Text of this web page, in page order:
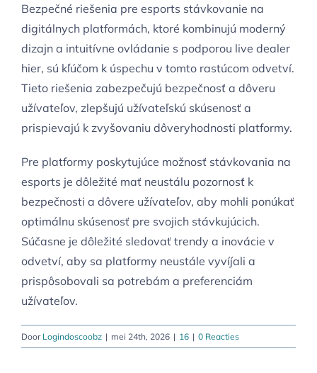
Bezpečné riešenia pre esports stávkovanie na
digitálnych platformách, ktoré kombinujú moderný
dizajn a intuitívne ovládanie s podporou live dealer
hier, sú kľúčom k úspechu v tomto rastúcom odvetví.
Tieto riešenia zabezpečujú bezpečnosť a dôveru
užívateľov, zlepšujú užívateľskú skúsenosť a
prispievajú k zvyšovaniu dôveryhodnosti platformy.
Pre platformy poskytujúce možnosť stávkovania na
esports je dôležité mať neustálu pozornosť k
bezpečnosti a dôvere užívateľov, aby mohli ponúkať
optimálnu skúsenosť pre svojich stávkujúcich.
Súčasne je dôležité sledovať trendy a inovácie v
odvetví, aby sa platformy neustále vyvíjali a
prispôsobovali sa potrebám a preferenciám
užívateľov.
Door Logindoscoobz | mei 24th, 2026 | 16 | 0 Reacties